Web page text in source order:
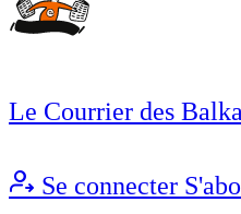
Le Courrier des
Se connecter